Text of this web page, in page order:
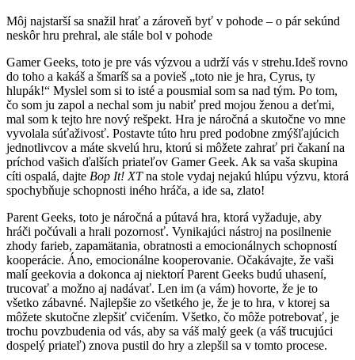
Môj najstarší sa snažil hrať a zároveň byť v pohode – o pár sekúnd
neskôr hru prehral, ​​ale stále bol v pohode
Gamer Geeks, toto je pre vás výzvou a udrží vás v strehu.Ideš rovno
do toho a kakáš a šmaríš sa a povieš „toto nie je hra, Cyrus, ty
hlupák!“ Myslel som si to isté a pousmial som sa nad tým. Po tom,
čo som ju zapol a nechal som ju nabiť pred mojou ženou a deťmi,
mal som k tejto hre nový rešpekt. Hra je náročná a skutočne vo mne
vyvolala súťaživosť. Postavte túto hru pred podobne zmýšľajúcich
jednotlivcov a máte skvelú hru, ktorú si môžete zahrať pri čakaní na
príchod vašich ďalších priateľov Gamer Geek. Ak sa vaša skupina
cíti ospalá, dajte Bop It! XTna stole vydaj nejakú hlúpu výzvu, ktorá
spochybňuje schopnosti iného hráča, a ide sa, zlato!
Parent Geeks, toto je náročná a pútavá hra, ktorá vyžaduje, aby
hráči počúvali a hrali pozornosť. Vynikajúci nástroj na posilnenie
zhody farieb, zapamätania, obratnosti a emocionálnych schopností
kooperácie. Áno, emocionálne kooperovanie. Očakávajte, že vaši
malí geekovia a dokonca aj niektorí Parent Geeks budú uhasení,
trucovať a možno aj nadávať. Len im (a vám) hovorte, že je to
všetko zábavné. Najlepšie zo všetkého je, že je to hra, v ktorej sa
môžete skutočne zlepšiť cvičením. Všetko, čo môže potrebovať, je
trochu povzbudenia od vás, aby sa váš malý geek (a váš trucujúci
dospelý priateľ) znova pustil do hry a zlepšil sa v tomto procese.